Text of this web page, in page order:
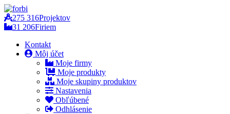
275 316Projektov
31 206Firiem
Kontakt
Môj účet
Moje firmy
Moje produkty
Moje skupiny produktov
Nastavenia
Obľúbené
Odhlásenie